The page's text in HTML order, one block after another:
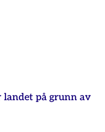
landet på grunn av